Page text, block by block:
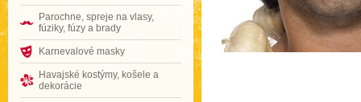
Parochne, spreje na vlasy,
fúziky, fúzy a brady
Karnevalové masky
Havajské kostýmy, košele a
dekorácie